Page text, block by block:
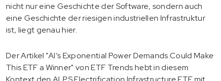
nicht nur eine Geschichte der Software, sondern auch
eine Geschichte der riesigen industriellen Infrastruktur
ist, liegt genau hier.
Der Artikel "AI’s Exponential Power Demands Could Make
This ETF a Winner" von ETF Trends hebt in diesem